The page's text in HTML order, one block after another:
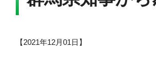
【2021年12月01日 】